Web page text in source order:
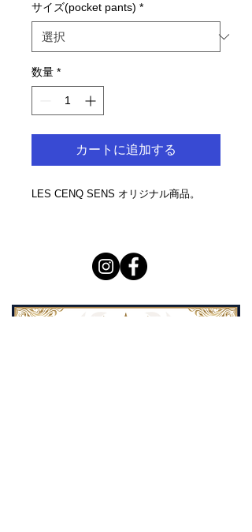
サイズ(pocket pants) *
数量 *
カートに追加する
LES CENQ SENS オリジナル商品。